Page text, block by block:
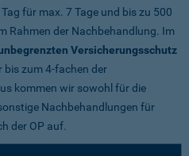
für max. 7 Tage und bis zu 500
Rahmen der Nachbehandlung. Im
Versicherungsschutz
zum 4-fachen der
kommen wir sowohl für die
Nachbehandlungen für
der OP auf.